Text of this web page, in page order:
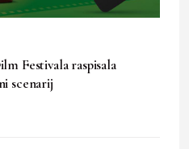
Festivala raspisala
scenarij